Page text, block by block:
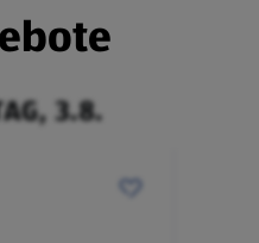
3.8.